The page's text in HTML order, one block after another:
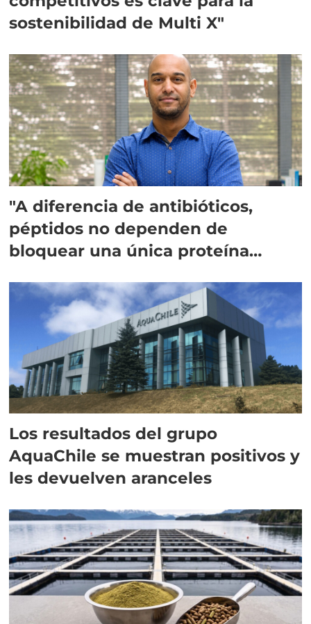
sostenibilidad de Multi X"
"A diferencia de antibióticos,
péptidos no dependen de
bloquear una única proteína
Los resultados del grupo
AquaChile se muestran positivos y
les devuelven aranceles